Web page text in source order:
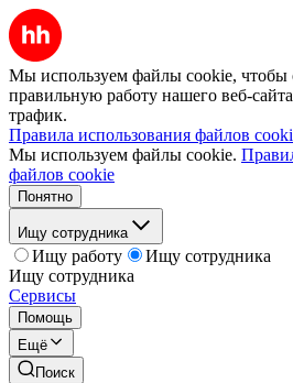
Мы используем файлы cookie, чтобы
правильную работу нашего веб-
трафик.
Правила использования файлов
Мы используем файлы cookie.
файлов cookie
Понятно
Ищу сотрудника
Ищу работу
Ищу сотрудника
Ищу сотрудника
Сервисы
Помощь
Ещё
Поиск